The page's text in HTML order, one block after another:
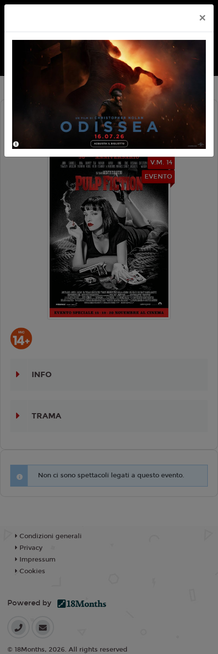
PULP FICTION 4K - EVENTO 30 ANNI
(ED. SPEC.)
V.M. 14
EVENTO
INFO
TRAMA
Non ci sono spettacoli legati a questo evento.
×
Condizioni generali
Privacy
Impressum
Cookies
Powered by
© 18Months, 2026. All rights reserved